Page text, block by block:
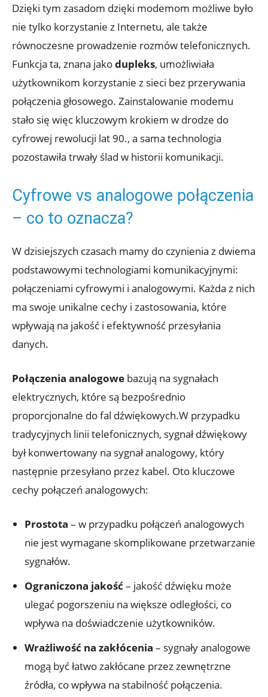
Dzięki tym zasadom dzięki modemom możliwe było
nie tylko korzystanie z Internetu, ale także
równoczesne prowadzenie rozmów telefonicznych.
Funkcja ta, znana jakodupleks, umożliwiała
użytkownikom korzystanie z sieci bez przerywania
połączenia głosowego. Zainstalowanie modemu
stało się więc kluczowym krokiem w drodze do
cyfrowej rewolucji lat 90., a sama technologia
pozostawiła trwały ślad w historii komunikacji.
Cyfrowe vs analogowe połączenia
– co to oznacza?
W dzisiejszych czasach mamy do czynienia z dwiema
podstawowymi technologiami komunikacyjnymi:
połączeniami cyfrowymi i analogowymi. Każda z nich
ma swoje unikalne cechy i zastosowania, które
wpływają na jakość i efektywność przesyłania
danych.
Połączenia analogowe bazują na sygnałach
elektrycznych, które są bezpośrednio
proporcjonalne do fal dźwiękowych.W przypadku
tradycyjnych linii telefonicznych, sygnał dźwiękowy
był konwertowany na sygnał analogowy, który
następnie przesyłano przez kabel. Oto kluczowe
cechy połączeń analogowych:
Prostota – w przypadku połączeń analogowych
nie jest wymagane skomplikowane przetwarzanie
sygnałów.
Ograniczona jakość– jakość dźwięku może
ulegać pogorszeniu na większe odległości, co
wpływa na doświadczenie użytkowników.
Wrażliwość na zakłócenia – sygnały analogowe
mogą być łatwo zakłócane przez zewnętrzne
źródła, co wpływa na stabilność połączenia.